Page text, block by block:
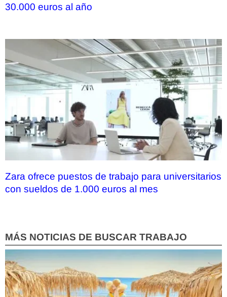
30.000 euros al año
Zara ofrece puestos de trabajo para universitarios
con sueldos de 1.000 euros al mes
MÁS NOTICIAS DE BUSCAR TRABAJO